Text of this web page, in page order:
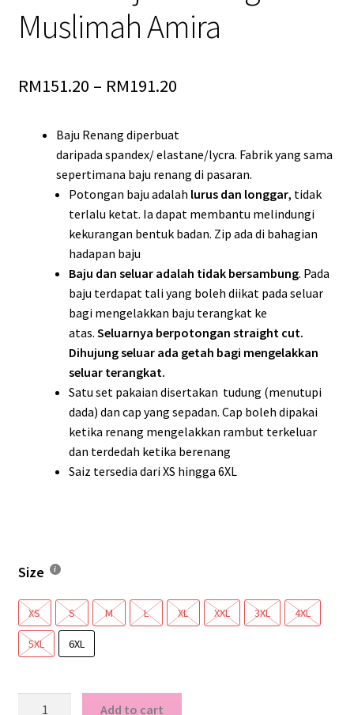
Muslimah Amira
RM151.20 – RM191.20
Baju Renang diperbuat
daripada spandex/ elastane/lycra. Fabrik yang sama
sepertimana baju renang di pasaran.
Potongan baju adalah lurus dan longgar, tidak
terlalu ketat. Ia dapat membantu melindungi
kekurangan bentuk badan. Zip ada di bahagian
hadapan baju
Baju dan seluar adalah tidak bersambung. Pada
baju terdapat tali yang boleh diikat pada seluar
bagi mengelakkan baju terangkat ke
atas. Seluarnya berpotongan straight cut.
Dihujung seluar ada getah bagi mengelakkan
seluar terangkat.
Satu set pakaian disertakan tudung (menutupi
dada) dan cap yang sepadan. Cap boleh dipakai
ketika renang mengelakkan rambut terkeluar
dan terdedah ketika berenang
Saiz tersedia dari XS hingga 6XL
Size
XS S M L XL XXL 3XL 4XL
5XL 6XL
Add to cart